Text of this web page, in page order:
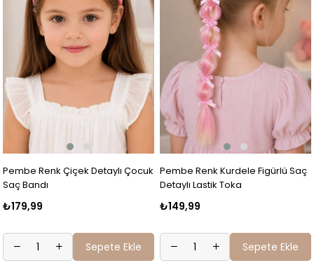
Pembe Renk Çiçek Detaylı Çocuk
Saç Bandı
₺179,99
Sepete Ekle
Pembe Renk Kurdele Figürlü Saç
Detaylı Lastik Toka
₺149,99
Sepete Ekle